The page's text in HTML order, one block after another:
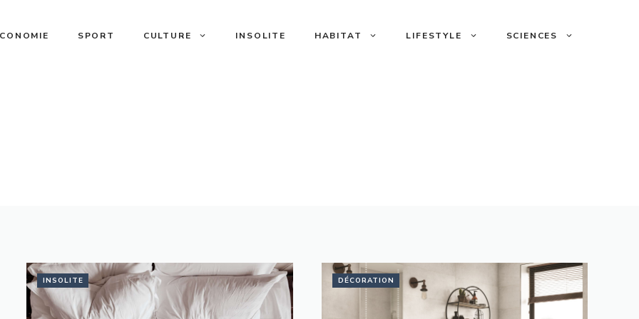
SPORT CULTURE INSOLITE HABITAT LIFESTYLE SCIENCES
INSOLITE DÉCORATION